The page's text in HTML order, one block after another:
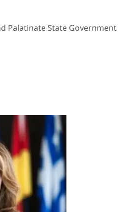
Palatinate State Government